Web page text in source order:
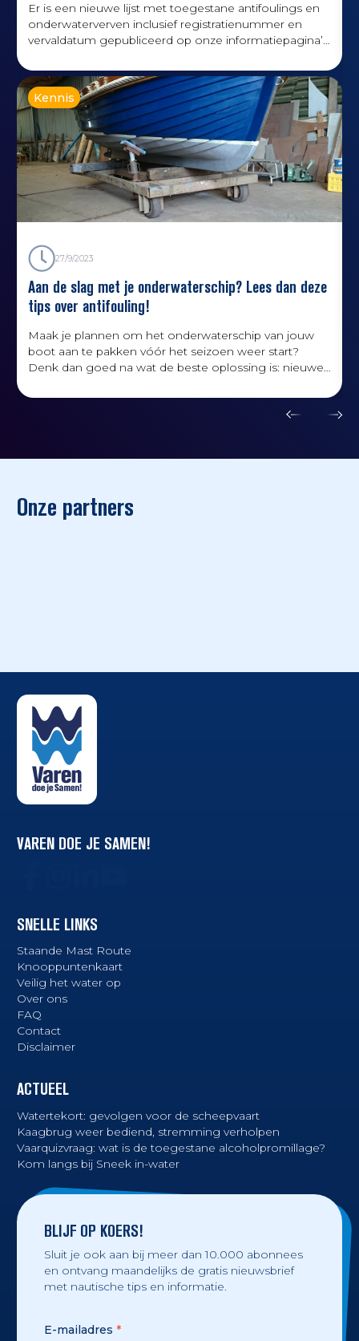
Er is een nieuwe lijst met toegestane antifoulings en
onderwaterverven inclusief registratienummer en
vervaldatum gepubliceerd op onze informatiepagina’s
Kennis
27/9/2023
Aan de slag met je onderwaterschip? Lees dan deze
tips over antifouling!
Maak je plannen om het onderwaterschip van jouw
boot aan te pakken vóór het seizoen weer start?
Denk dan goed na wat de beste oplossing is: nieuwe
Onze partners
VAREN DOE JE SAMEN!
SNELLE LINKS
Staande Mast Route
Knooppuntenkaart
Veilig het water op
Over ons
FAQ
Contact
Disclaimer
ACTUEEL
Watertekort: gevolgen voor de scheepvaart
Kaagbrug weer bediend, stremming verholpen
Vaarquizvraag: wat is de toegestane alcoholpromillage?
Kom langs bij Sneek in-water
BLIJF OP KOERS!
Sluit je ook aan bij meer dan 10.000 abonnees
en ontvang maandelijks de gratis nieuwsbrief
met nautische tips en informatie.
E-mailadres *